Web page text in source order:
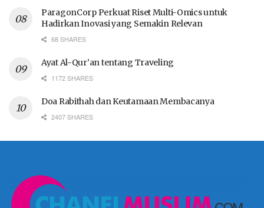
ParagonCorp Perkuat Riset Multi-Omics untuk
Hadirkan Inovasi yang Semakin Relevan
68 SHARES
Ayat Al-Qur’an tentang Traveling
1172 SHARES
Doa Rabithah dan Keutamaan Membacanya
2407 SHARES